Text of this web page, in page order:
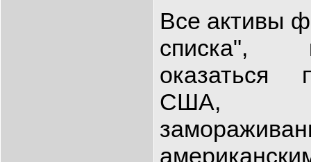
Все активы
списка",
оказаться
США,